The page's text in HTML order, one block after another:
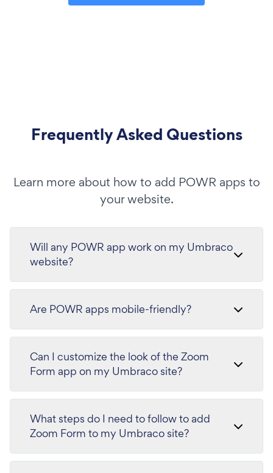
Frequently Asked Questions
Learn more about how to add POWR apps to
your website.
Will any POWR app work on my Umbraco
website?
Are POWR apps mobile-friendly?
Can I customize the look of the Zoom
Form app on my Umbraco site?
What steps do I need to follow to add
Zoom Form to my Umbraco site?